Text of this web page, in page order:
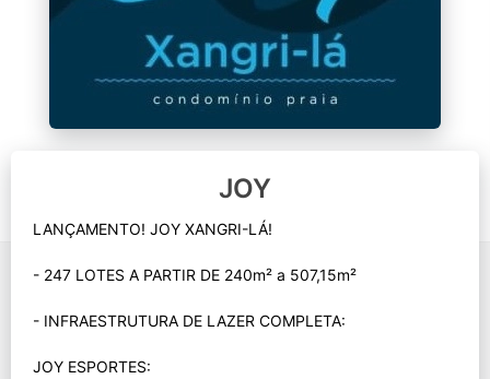
JOY
LANÇAMENTO! JOY XANGRI-LÁ!
- 247 LOTES A PARTIR DE 240m² a 507,15m²
- INFRAESTRUTURA DE LAZER COMPLETA:
JOY ESPORTES: